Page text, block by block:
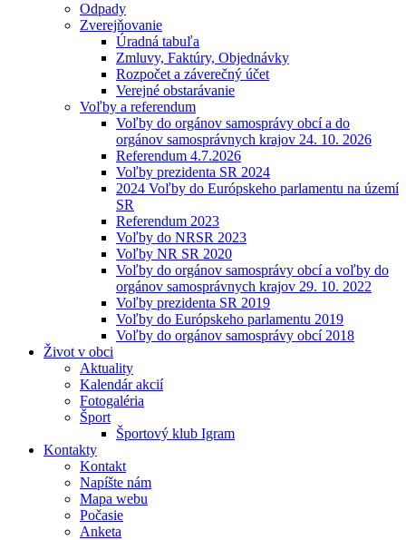
Odpady
Zverejňovanie
Úradná tabuľa
Zmluvy, Faktúry, Objednávky
Rozpočet a záverečný účet
Verejné obstarávanie
Voľby a referendum
Voľby do orgánov samosprávy obcí a do
orgánov samosprávnych krajov 24. 10. 2026
Referendum 4.7.2026
Voľby prezidenta SR 2024
2024 Voľby do Európskeho parlamentu na území
SR
Referendum 2023
Voľby do NRSR 2023
Voľby NR SR 2020
Voľby do orgánov samosprávy obcí a voľby do
orgánov samosprávnych krajov 29. 10. 2022
Voľby prezidenta SR 2019
Voľby do Európskeho parlamentu 2019
Voľby do orgánov samosprávy obcí 2018
Život v obci
Aktuality
Kalendár akcií
Fotogaléria
Šport
Športový klub Igram
Kontakty
Kontakt
Napíšte nám
Mapa webu
Počasie
Anketa